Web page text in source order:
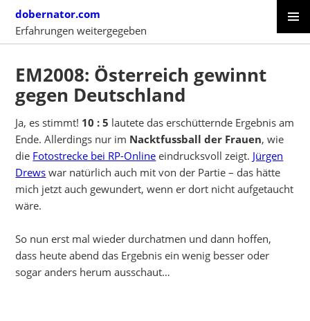
content
dobernator.com
Erfahrungen weitergegeben
CONTENT
EM2008: Österreich gewinnt
gegen Deutschland
Ja, es stimmt! 10 : 5 lautete das erschütternde Ergebnis am
Ende. Allerdings nur im Nacktfussball der Frauen, wie
die Fotostrecke bei RP-Online eindrucksvoll zeigt. Jürgen
Drews war natürlich auch mit von der Partie – das hätte
mich jetzt auch gewundert, wenn er dort nicht aufgetaucht
wäre.
So nun erst mal wieder durchatmen und dann hoffen,
dass heute abend das Ergebnis ein wenig besser oder
sogar anders herum ausschaut…